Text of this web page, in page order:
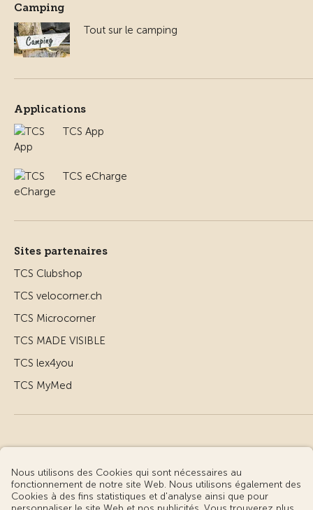
Camping
Tout sur le camping
Applications
TCS App
TCS eCharge
Sites partenaires
TCS Clubshop
TCS velocorner.ch
TCS Microcorner
TCS MADE VISIBLE
TCS lex4you
TCS MyMed